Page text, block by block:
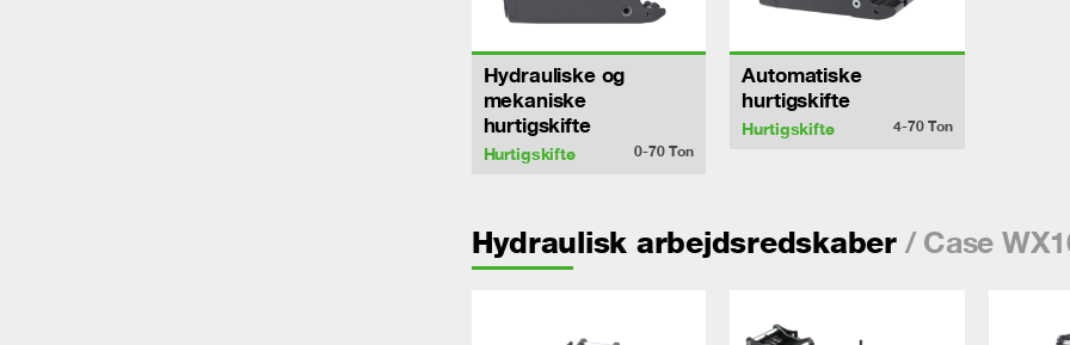
Hydrauliske og
mekaniske
hurtigskifte
Hurtigskifte 0-70Ton
Automatiske
hurtigskifte
Hurtigskifte 4-70Ton
Hydraulisk arbejdsredskaber/ Case